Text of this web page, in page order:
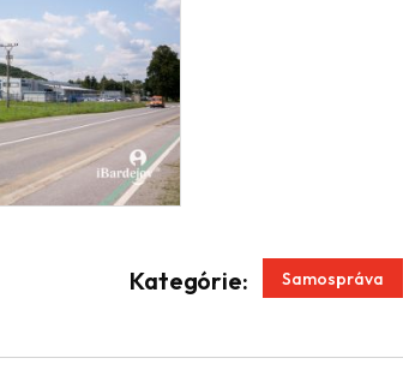
Kategórie: Samospráva